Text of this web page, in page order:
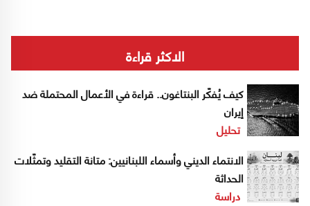
الاكثر قراءة
كيف يُفكّر البنتاغون.. قراءة في الأعمال المحتملة ضد
إيران
تحليل
الانتماء الديني وأسماء اللبنانيين: متانة التقليد وتمثّلات
الحداثة
دراسة